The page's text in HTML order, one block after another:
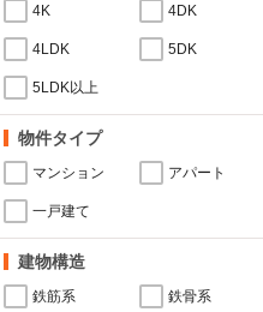
4K 4DK
4LDK 5DK
5LDK以上
物件タイプ
マンション アパート
一戸建て
建物構造
鉄筋系 鉄骨系